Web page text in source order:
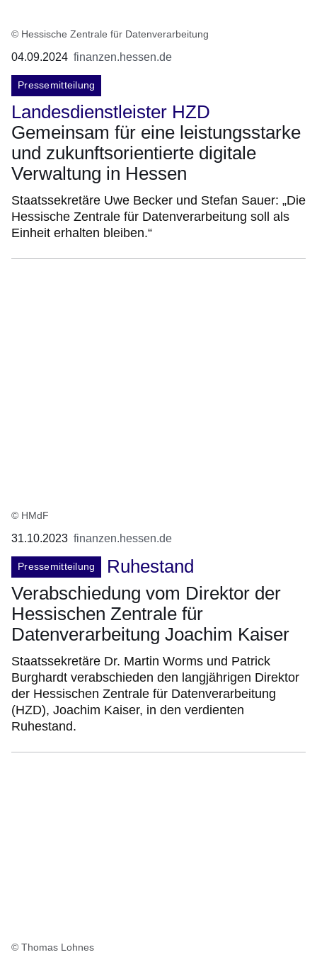
© Hessische Zentrale für Datenverarbeitung
04.09.2024 finanzen.hessen.de
Pressemitteilung
Landesdienstleister HZD
Gemeinsam für eine leistungsstarke
und zukunftsorientierte digitale
Verwaltung in Hessen
Staatssekretäre Uwe Becker und Stefan Sauer: „Die
Hessische Zentrale für Datenverarbeitung soll als
Einheit erhalten bleiben.“
© HMdF
31.10.2023 finanzen.hessen.de
Pressemitteilung
Ruhestand
Verabschiedung vom Direktor der
Hessischen Zentrale für
Datenverarbeitung Joachim Kaiser
Staatssekretäre Dr. Martin Worms und Patrick
Burghardt verabschieden den langjährigen Direktor
der Hessischen Zentrale für Datenverarbeitung
(HZD), Joachim Kaiser, in den verdienten
Ruhestand.
© Thomas Lohnes